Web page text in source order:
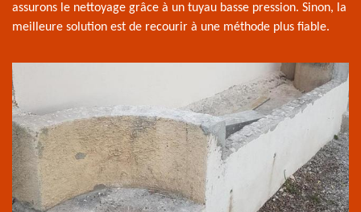
assurons le nettoyage grâce à un tuyau basse pression. Sinon, la
meilleure solution est de recourir à une méthode plus fiable.